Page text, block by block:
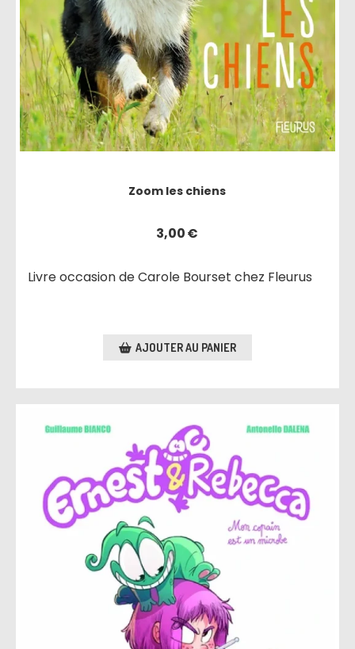
Zoom les chiens
3,00€
Livre occasion de Carole Bourset chez Fleurus
AJOUTER AU PANIER